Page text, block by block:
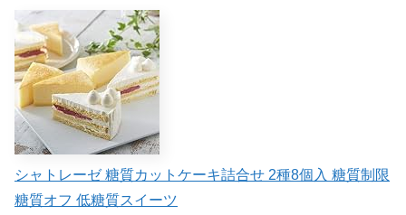
シャトレーゼ 糖質カットケーキ詰合せ 2種8個入 糖質制限
糖質オフ 低糖質スイーツ